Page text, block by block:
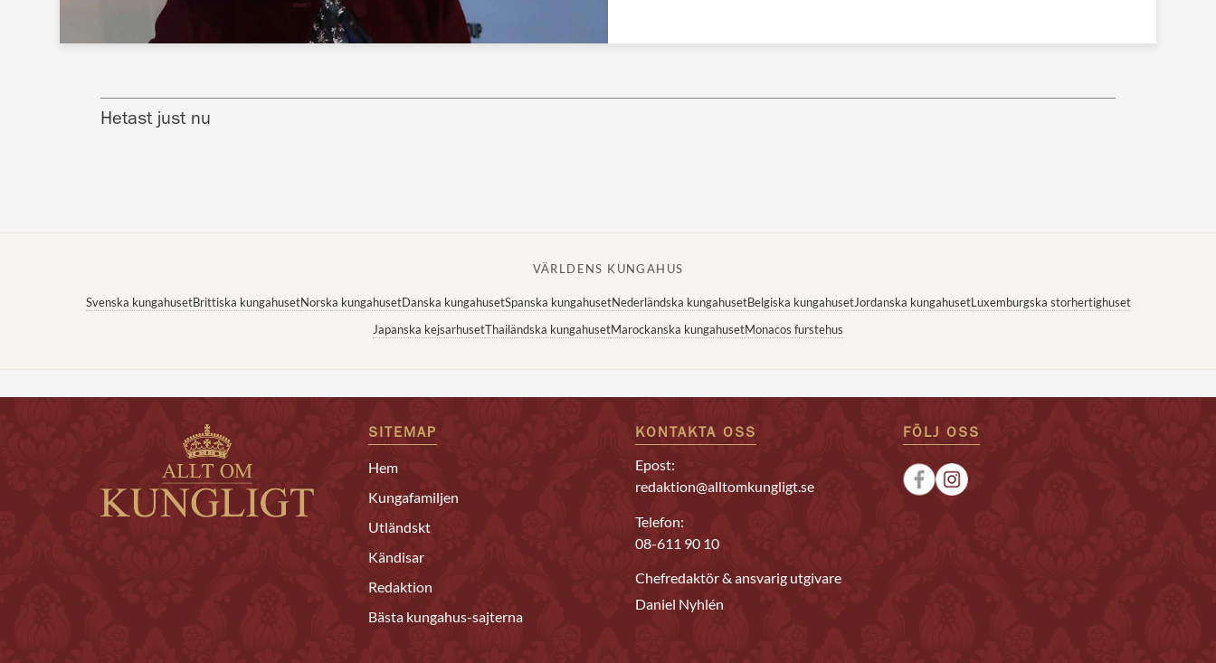
Hetast just nu
VÄRLDENS KUNGAHUS
Svenska kungahusetBrittiska kungahusetNorska kungahusetDanska kungahusetSpanska kungahusetNederländska kungahusetBelgiska kungahusetJordanska kungahusetLuxemburgska storhertighuset
Japanska kejsarhusetThailändska kungahusetMarockanska kungahusetMonacos furstehus
SITEMAP
Hem
Kungafamiljen
Utländskt
Kändisar
Redaktion
Bästa kungahus-sajterna
KONTAKTA OSS
Epost:
redaktion@alltomkungligt.se
Telefon:
08-611 90 10
Chefredaktör & ansvarig utgivare
Daniel Nyhlén
FÖLJ OSS